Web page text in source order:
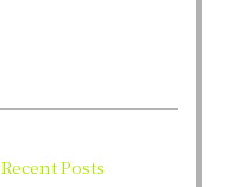
Recent Posts